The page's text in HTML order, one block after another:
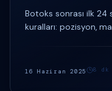
Botoks sonrası ilk 24
kuralları: pozisyon,
16 Haziran 2025 8 dk